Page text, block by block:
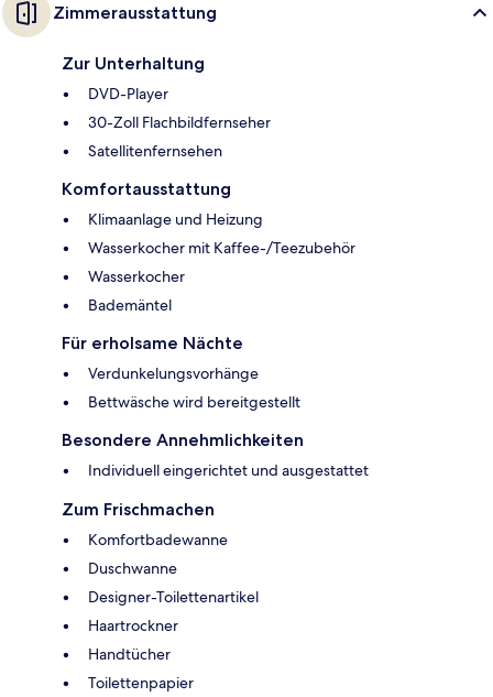
Zimmerausstattung
Zur Unterhaltung
DVD-Player
30-Zoll Flachbildfernseher
Satellitenfernsehen
Komfortausstattung
Klimaanlage und Heizung
Wasserkocher mit Kaffee-/Teezubehör
Wasserkocher
Bademäntel
Für erholsame Nächte
Verdunkelungsvorhänge
Bettwäsche wird bereitgestellt
Besondere Annehmlichkeiten
Individuell eingerichtet und ausgestattet
Zum Frischmachen
Komfortbadewanne
Duschwanne
Designer-Toilettenartikel
Haartrockner
Handtücher
Toilettenpapier